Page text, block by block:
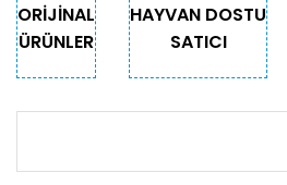
ORİJİNAL
ÜRÜNLER
HAYVAN DOSTU
SATICI